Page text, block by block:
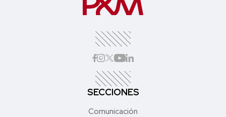
SECCIONES
Comunicación